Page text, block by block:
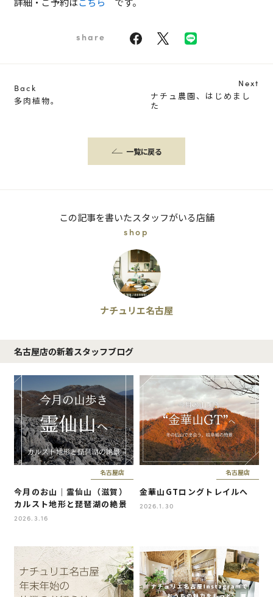
share
Back
多肉植物。
一覧に戻る
Next
ナチュ農園、はじめまし
た
この記事を書いたスタッフがいる店舗
shop
ナチュリエ名古屋
名古屋店の新着スタッフブログ
名古屋店
今月のお山｜霊仙山（滋賀）
カルスト地形と琵琶湖の絶景
2026.3.16
名古屋店
金華山GTロングトレイルへ
2026.1.30